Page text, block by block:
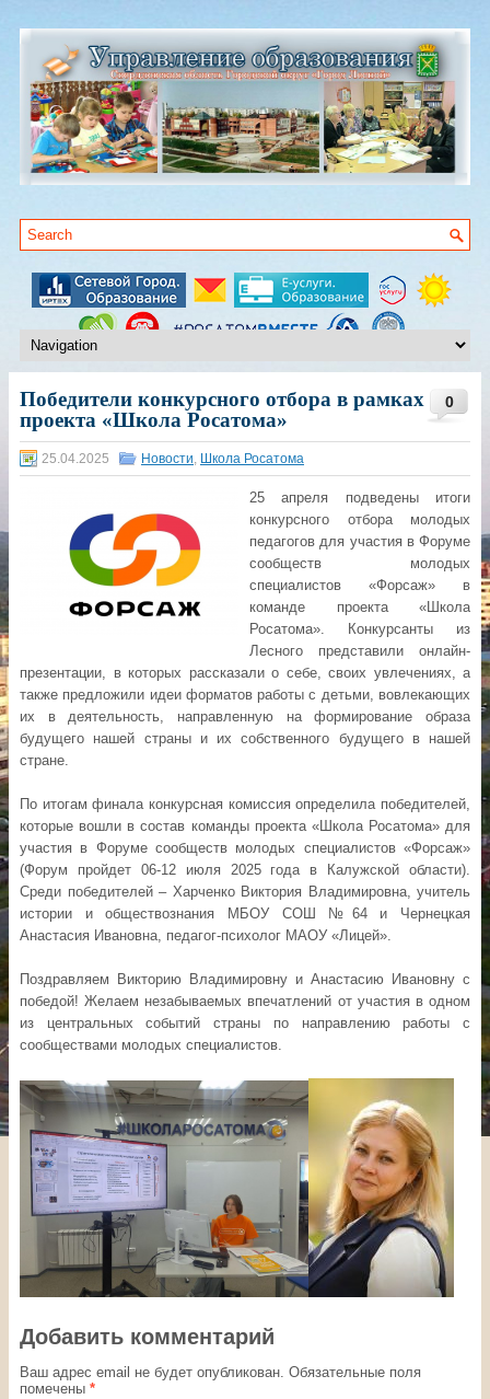
0
Победители конкурсного отбора в рамках
проекта «Школа Росатома»
25.04.2025 Новости, Школа Росатома
25 апреля подведены итоги
конкурсного отбора молодых
педагогов для участия в Форуме
сообществ молодых
специалистов «Форсаж» в
команде проекта «Школа
Росатома». Конкурсанты из
Лесного представили онлайн-
презентации, в которых рассказали о себе, своих увлечениях, а
также предложили идеи форматов работы с детьми, вовлекающих
их в деятельность, направленную на формирование образа
будущего нашей страны и их собственного будущего в нашей
стране.
По итогам финала конкурсная комиссия определила победителей,
которые вошли в состав команды проекта «Школа Росатома» для
участия в Форуме сообществ молодых специалистов «Форсаж»
(Форум пройдет 06-12 июля 2025 года в Калужской области).
Среди победителей – Харченко Виктория Владимировна, учитель
истории и обществознания МБОУ СОШ №64 и Чернецкая
Анастасия Ивановна, педагог-психолог МАОУ «Лицей».
Поздравляем Викторию Владимировну и Анастасию Ивановну с
победой! Желаем незабываемых впечатлений от участия в одном
из центральных событий страны по направлению работы с
сообществами молодых специалистов.
Добавить комментарий
Ваш адрес email не будет опубликован. Обязательные поля
помечены *